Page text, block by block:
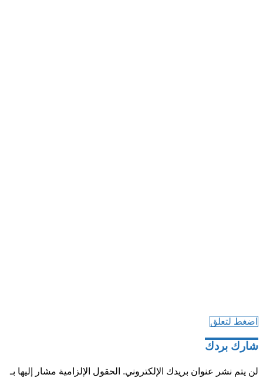
اضغط لتعلق
شارك بردك
لن يتم نشر عنوان بريدك الإلكتروني. الحقول الإلزامية مشار إليها بـ